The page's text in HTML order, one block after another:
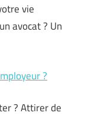
vie
avocat ? Un
?
? Attirer de